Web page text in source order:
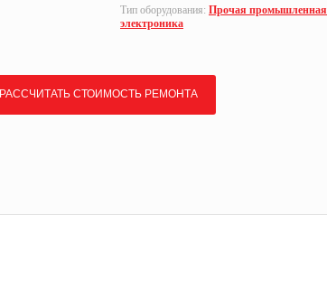
Тип оборудования: Прочая промышленная
электроника
РАССЧИТАТЬ СТОИМОСТЬ РЕМОНТА